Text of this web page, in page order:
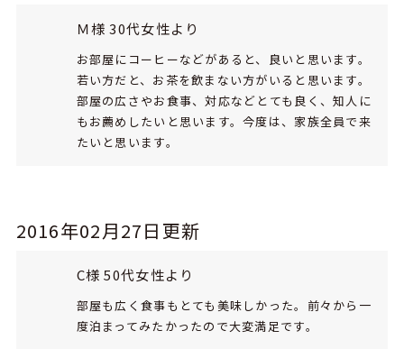
Ｍ様 30代女性より
お部屋にコーヒーなどがあると、良いと思います。
若い方だと、お茶を飲まない方がいると思います。
部屋の広さやお食事、対応などとても良く、知人に
もお薦めしたいと思います。今度は、家族全員で来
たいと思います。
2016年02月27日更新
C様 50代女性より
部屋も広く食事もとても美味しかった。前々から一
度泊まってみたかったので大変満足です。